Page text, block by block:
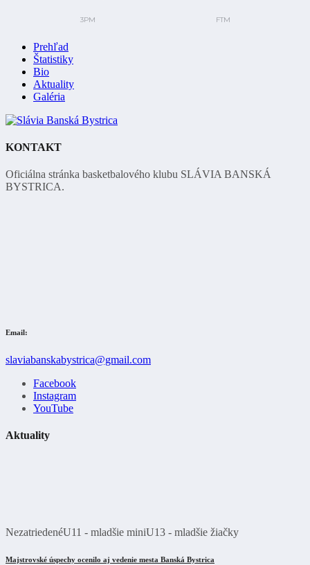
Prehľad
Štatistiky
Bio
Aktuality
Galéria
KONTAKT
Oficiálna stránka basketbalového klubu SLÁVIA BANSKÁ
BYSTRICA.
Email:
slaviabanskabystrica@gmail.com
Facebook
Instagram
YouTube
Aktuality
NezatriedenéU11 - mladšie miniU13 - mladšie žiačky
Majstrovské úspechy ocenilo aj vedenie mesta Banská Bystrica